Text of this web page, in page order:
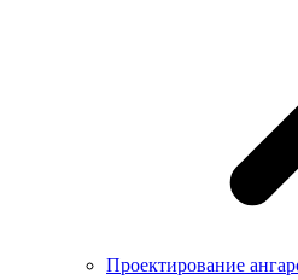
Проектирование